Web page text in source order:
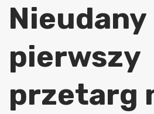
Nieudany
pierwszy
przetarg